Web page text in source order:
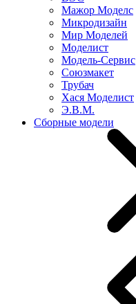
Мажор Моделс
Микродизайн
Мир Моделей
Моделист
Модель-Сервис
Союзмакет
Трубач
Хася Моделист
Э.В.М.
Сборные модели